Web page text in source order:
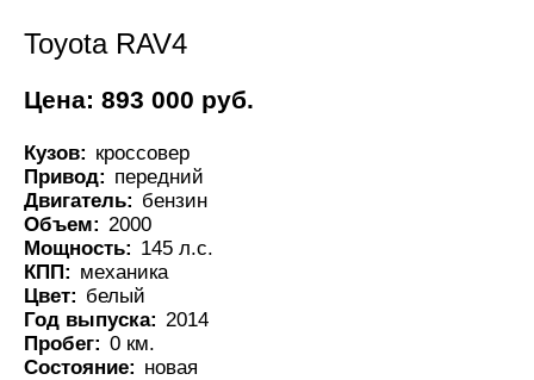
Toyota RAV4
Цена: 893 000 руб.
Кузов: кроссовер
Привод: передний
Двигатель: бензин
Объем: 2000
Мощность: 145 л.с.
КПП: механика
Цвет: белый
Год выпуска: 2014
Пробег: 0 км.
Состояние: новая